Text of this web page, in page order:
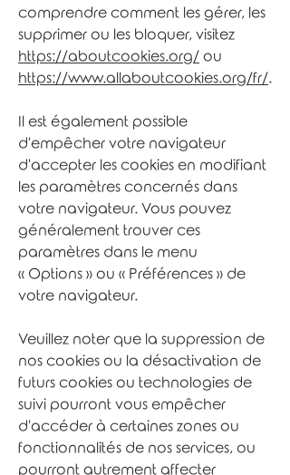
comprendre comment les gérer, les
supprimer ou les bloquer, visitez
https://aboutcookies.org/ ou
https://www.allaboutcookies.org/fr/.
Il est également possible
d'empêcher votre navigateur
d'accepter les cookies en modifiant
les paramètres concernés dans
votre navigateur. Vous pouvez
généralement trouver ces
paramètres dans le menu
« Options » ou « Préférences » de
votre navigateur.
Veuillez noter que la suppression de
nos cookies ou la désactivation de
futurs cookies ou technologies de
suivi pourront vous empêcher
d'accéder à certaines zones ou
fonctionnalités de nos services, ou
pourront autrement affecter